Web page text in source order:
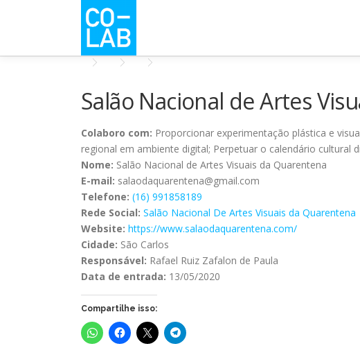
conteúdo
Salão Nacional de Artes
Colaboro com: Proporcionar experimentação plástica e
regional em ambiente digital; Perpetuar o calendário
Nome: Salão Nacional de Artes Visuais da Quarentena
E-mail: salaodaquarentena@gmail.com
Telefone: (16) 991858189
Rede Social: Salão Nacional De Artes Visuais da Quarentena
Website: https://www.salaodaquarentena.com/
Cidade: São Carlos
Responsável: Rafael Ruiz Zafalon de Paula
Data de entrada: 13/05/2020
Compartilhe isso: